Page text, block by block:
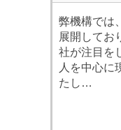
劉
娜
弊機構では
展開してお
社が注目を
人を中心に
たし…